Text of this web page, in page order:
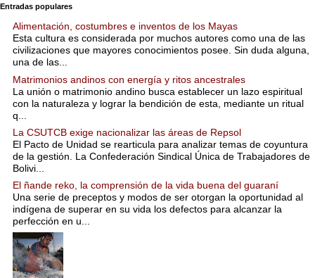
Entradas populares
Alimentación, costumbres e inventos de los Mayas
Esta cultura es considerada por muchos autores como una de las
civilizaciones que mayores conocimientos posee. Sin duda alguna,
una de las...
Matrimonios andinos con energía y ritos ancestrales
La unión o matrimonio andino busca establecer un lazo espiritual
con la naturaleza y lograr la bendición de esta, mediante un ritual
q...
La CSUTCB exige nacionalizar las áreas de Repsol
El Pacto de Unidad se rearticula para analizar temas de coyuntura
de la gestión. La Confederación Sindical Única de Trabajadores de
Bolivi...
El ñande reko, la comprensión de la vida buena del guaraní
Una serie de preceptos y modos de ser otorgan la oportunidad al
indígena de superar en su vida los defectos para alcanzar la
perfección en u...